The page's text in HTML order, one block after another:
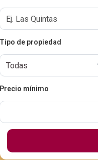
Tipo de propiedad
Precio mínimo